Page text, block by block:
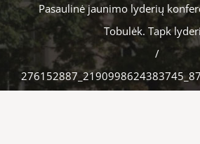
Pasaulinė jaunimo lyderių
Tobulėk. Tapk
/